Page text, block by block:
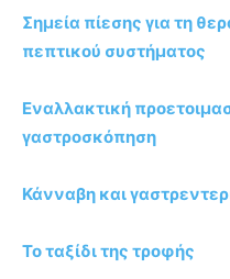
Σημεία πίεσης για τη
πεπτικού συστήματος
Εναλλακτική
γαστροσκόπηση
Κάνναβη και
Το ταξίδι της τροφής